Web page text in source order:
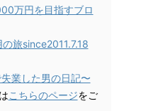
万円を目指すブロ
旅since2011.7.18
業した男の日記〜
こちらのページをご